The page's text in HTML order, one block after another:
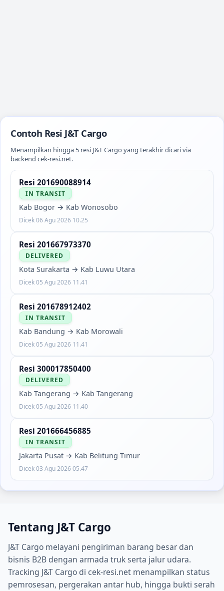
Contoh Resi J&T Cargo
Menampilkan hingga 5 resi J&T Cargoyang terakhir dicari via
backend cek-resi.net.
Resi 201690088914
IN TRANSIT
Kab Bogor → Kab Wonosobo
Dicek06 Agu 2026 10.25
Resi 201667973370
DELIVERED
Kota Surakarta → Kab Luwu Utara
Dicek05 Agu 2026 11.41
Resi 201678912402
IN TRANSIT
Kab Bandung → Kab Morowali
Dicek05 Agu 2026 11.41
Resi 300017850400
DELIVERED
Kab Tangerang → Kab Tangerang
Dicek05 Agu 2026 11.40
Resi 201666456885
IN TRANSIT
Jakarta Pusat → Kab Belitung Timur
Dicek03 Agu 2026 05.47
Tentang J&T Cargo
J&T Cargo melayani pengiriman barang besar dan
bisnis B2B dengan armada truk serta jalur udara.
Tracking J&T Cargo di cek-resi.net menampilkan status
pemrosesan, pergerakan antar hub, hingga bukti serah